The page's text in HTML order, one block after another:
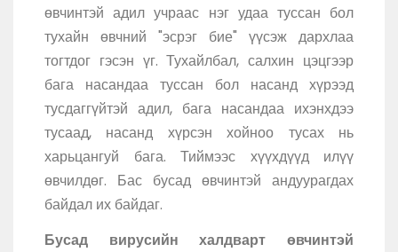
өвчинтэй адил учраас нэг удаа туссан бол
тухайн өвчний "эсрэг бие" үүсэж дархлаа
тогтдог гэсэн үг. Тухайлбал, салхин цэцгээр
бага насандаа туссан бол насанд хүрээд
тусдаггүйтэй адил, бага насандаа ихэнхдээ
тусаад, насанд хүрсэн хойноо тусах нь
харьцангуй бага. Тиймээс хүүхдүүд илүү
өвчилдөг. Бас бусад өвчинтэй андуурагдах
байдал их байдаг.
Бусад вирусийн халдварт өвчинтэй